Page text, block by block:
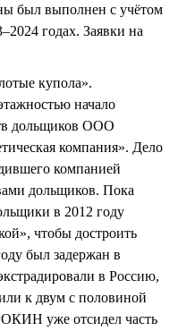
был выполнен с учётом
годах. Заявки на
купола».
начало
дольщиков ООО
компания». Дело
компанией
дольщиков. Пока
в 2012 году
чтобы достроить
был задержан в
в Россию,
к двум с половиной
уже отсидел часть